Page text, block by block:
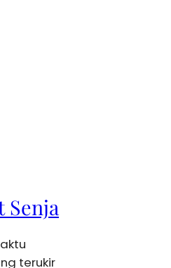
Senja
terukir